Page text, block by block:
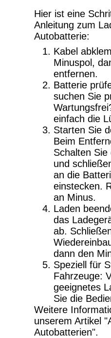
Hier ist eine
Anleitung zum
Autobatterie:
Kabel
Minuspol,
entfernen.
Batterie
suchen Sie
einfach die
Starten Sie
Beim
Schalten
und
an die
einstecken.
an Minus.
Laden
das
ab.
dann den
Speziell für
Fahrzeuge:
geeignetes
Sie die
Weitere
unserem Artikel
Autobatterien".